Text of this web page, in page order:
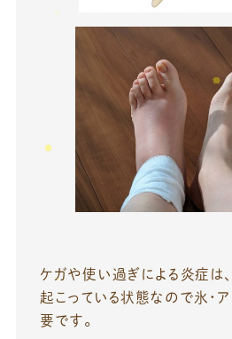
ケガや使い過ぎによる炎症は
起こっている状態なので氷・
要です。